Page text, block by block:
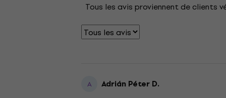
Tous les avis proviennent de clients
A Adrián Péter D.